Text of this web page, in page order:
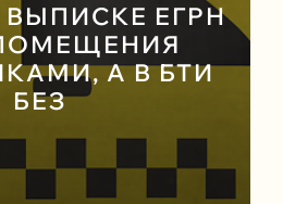
ЕГРН
А В БТИ
БЕЗ